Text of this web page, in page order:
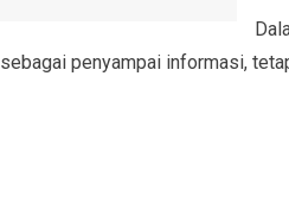
sebagai penyampai informasi,